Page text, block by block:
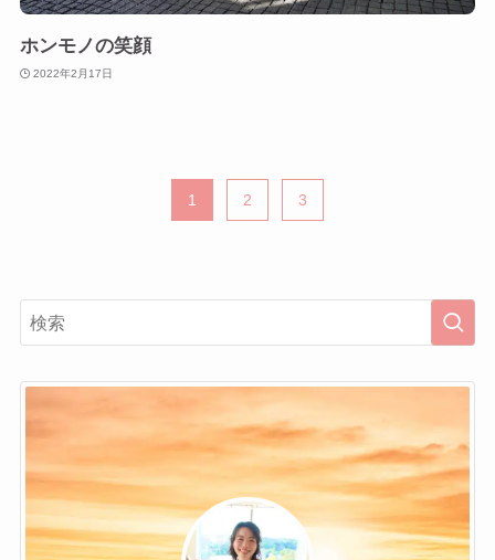
ホンモノの笑顔
2022年2月17日
1 2 3